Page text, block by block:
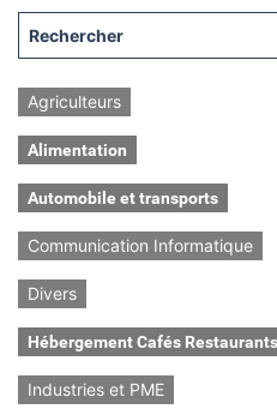
Agriculteurs
Alimentation
Automobile et transports
Communication Informatique
Divers
Hébergement Cafés Restaurants
Industries et PME